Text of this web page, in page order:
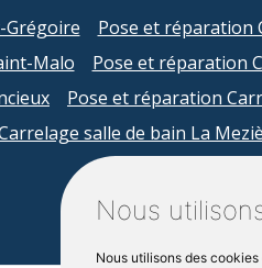
Nous
Nous utilisons des
Grégoire
Pose et réparation
Malo
Pose et réparation
Pose et réparation
salle de bain La